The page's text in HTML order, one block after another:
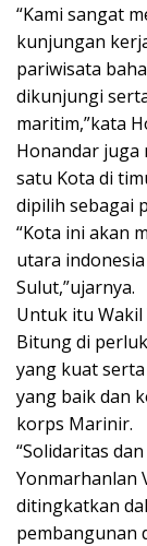
“Kami sangat
kunjungan
pariwisata
dikunjungi
maritim,”kata
Honandar juga
satu Kota di
dipilih sebagai
“Kota ini akan
utara
Sulut,”ujarnya.
Untuk itu
Bitung di
yang kuat
yang baik dan
korps Marinir.
“Solidaritas
Yonmarhanlan
ditingkatkan
pembangunan